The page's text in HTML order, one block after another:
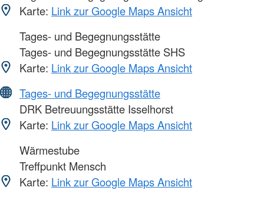
Karte: Link zur Google Maps Ansicht
Tages- und Begegnungsstätte
Tages- und Begegnungsstätte SHS
Karte: Link zur Google Maps Ansicht
Tages- und Begegnungsstätte
DRK Betreuungsstätte Isselhorst
Karte: Link zur Google Maps Ansicht
Wärmestube
Treffpunkt Mensch
Karte: Link zur Google Maps Ansicht